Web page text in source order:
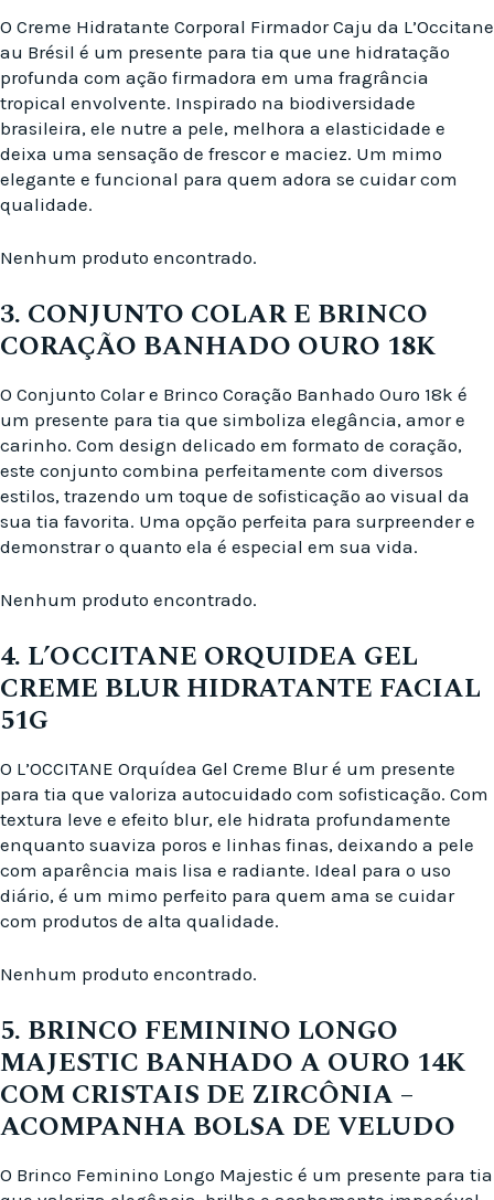
O Creme Hidratante Corporal Firmador Caju da L’Occitane
au Brésil é um presente para tia que une hidratação
profunda com ação firmadora em uma fragrância
tropical envolvente. Inspirado na biodiversidade
brasileira, ele nutre a pele, melhora a elasticidade e
deixa uma sensação de frescor e maciez. Um mimo
elegante e funcional para quem adora se cuidar com
qualidade.
Nenhum produto encontrado.
3. CONJUNTO COLAR E BRINCO
CORAÇÃO BANHADO OURO 18K
O Conjunto Colar e Brinco Coração Banhado Ouro 18k é
um presente para tia que simboliza elegância, amor e
carinho. Com design delicado em formato de coração,
este conjunto combina perfeitamente com diversos
estilos, trazendo um toque de sofisticação ao visual da
sua tia favorita. Uma opção perfeita para surpreender e
demonstrar o quanto ela é especial em sua vida.
Nenhum produto encontrado.
4. L’OCCITANE ORQUIDEA GEL
CREME BLUR HIDRATANTE FACIAL
51G
O L’OCCITANE Orquídea Gel Creme Blur é um presente
para tia que valoriza autocuidado com sofisticação. Com
textura leve e efeito blur, ele hidrata profundamente
enquanto suaviza poros e linhas finas, deixando a pele
com aparência mais lisa e radiante. Ideal para o uso
diário, é um mimo perfeito para quem ama se cuidar
com produtos de alta qualidade.
Nenhum produto encontrado.
5. BRINCO FEMININO LONGO
MAJESTIC BANHADO A OURO 14K
COM CRISTAIS DE ZIRCÔNIA –
ACOMPANHA BOLSA DE VELUDO
O Brinco Feminino Longo Majestic é um presente para tia